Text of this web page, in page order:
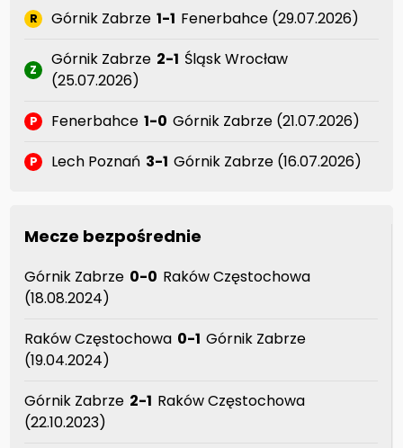
R Górnik Zabrze 1-1 Fenerbahce (29.07.2026)
Z
Górnik Zabrze 2-1 Śląsk Wrocław
(25.07.2026)
P Fenerbahce 1-0 Górnik Zabrze (21.07.2026)
P Lech Poznań 3-1 Górnik Zabrze (16.07.2026)
Mecze bezpośrednie
Górnik Zabrze 0-0 Raków Częstochowa
(18.08.2024)
Raków Częstochowa 0-1 Górnik Zabrze
(19.04.2024)
Górnik Zabrze 2-1 Raków Częstochowa
(22.10.2023)